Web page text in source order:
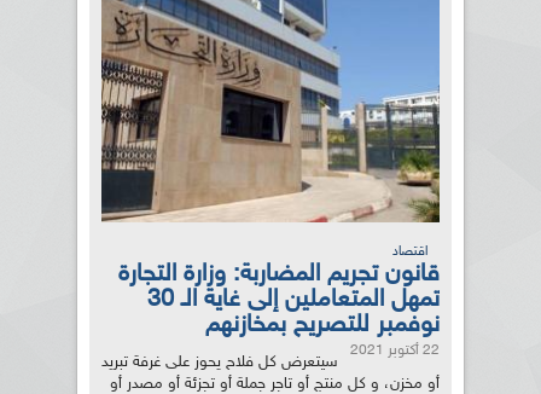
اقتصاد
قانون تجريم المضاربة: وزارة التجارة
تمهل المتعاملين إلى غاية الـ 30
نوفمبر للتصريح بمخازنهم
22 أكتوبر 2021
سيتعرض كل فلاح يحوز على غرفة تبريد
أو مخزن، و كل منتج أو تاجر جملة أو تجزئة أو مصدر أو